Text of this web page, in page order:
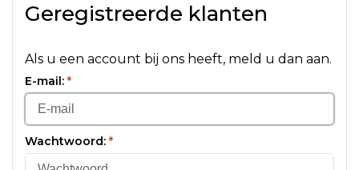
Geregistreerde klanten
Als u een account bij ons heeft, meld u dan aan.
E-mail: *
Wachtwoord: *